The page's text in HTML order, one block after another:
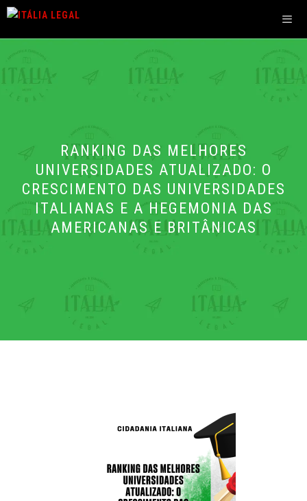
Pular
conteúdo
RANKING DAS MELHORES
UNIVERSIDADES ATUALIZADO: O
CRESCIMENTO DAS UNIVERSIDADES
ITALIANAS E A HEGEMONIA DAS
AMERICANAS E BRITÂNICAS